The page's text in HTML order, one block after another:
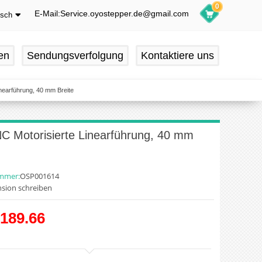
E-Mail:Service.oyostepper.de@gmail.com
0
Sendungsverfolgung Kontaktiere uns
40 mm Breite
Motorisierte Linearführung, 40 mm
OSP001614
schreiben